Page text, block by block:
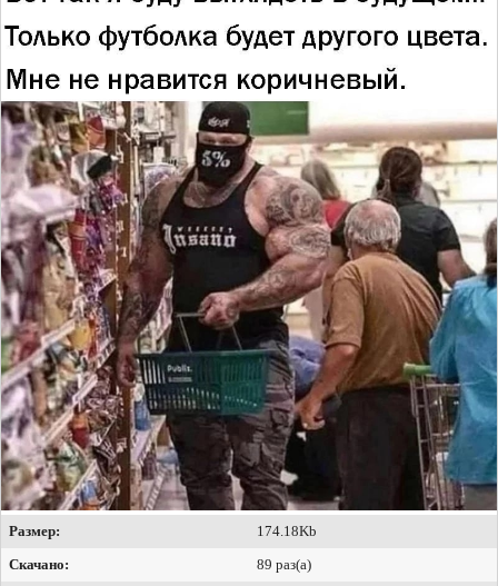
Размер:
174.18Kb
Скачано:
89 раз(а)